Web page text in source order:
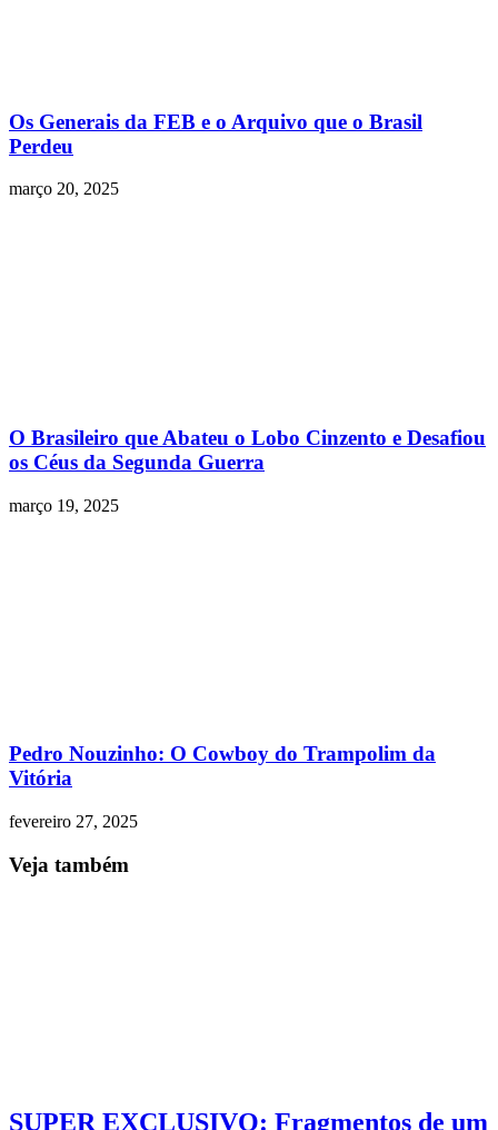
Os Generais da FEB e o Arquivo que o Brasil
Perdeu
março 20, 2025
O Brasileiro que Abateu o Lobo Cinzento e Desafiou
os Céus da Segunda Guerra
março 19, 2025
Pedro Nouzinho: O Cowboy do Trampolim da
Vitória
fevereiro 27, 2025
Veja também
SUPER EXCLUSIVO: Fragmentos de um